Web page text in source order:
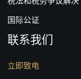
国际公证
联系我们
立即致电